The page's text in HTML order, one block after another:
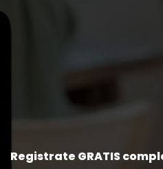
Registrate GRATIS